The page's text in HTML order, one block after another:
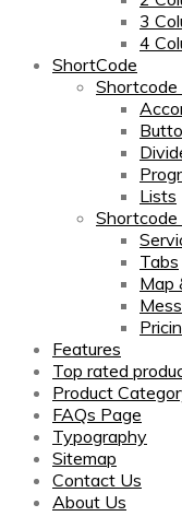
3
4
ShortCode
Shortcode
Lists
Shortcode
Tabs
Map
Features
Top rated
Product
FAQs Page
Typography
Sitemap
Contact Us
About Us